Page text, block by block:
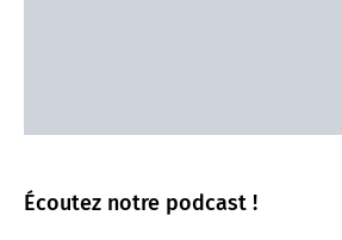
Écoutez notre podcast !